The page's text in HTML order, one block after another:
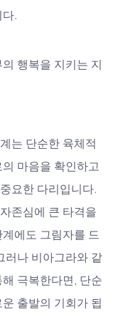
.
행복을 지키는 지
는 단순한 육체적
마음을 확인하고
요한 다리입니다.
존심에 큰 타격을
에도 그림자를 드
러나 비아그라와 같
극복한다면, 단순
출발의 기회가 됩